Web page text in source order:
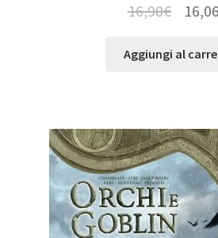
16,90€
Aggiungi al